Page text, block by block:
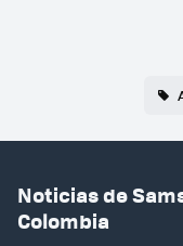
Noticias de
Colombia